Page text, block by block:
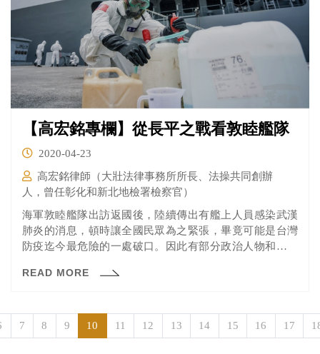
【高宏銘專欄】從長平之戰看敦睦艦隊
2020-04-23
高宏銘律師（大壯法律事務所所長、法操共同創辦
人，曾任彰化和新北地檢署檢察官）
海軍敦睦艦隊出訪返國後，陸續傳出有艦上人員感染武漢
肺炎的消息，頓時讓全國民眾為之緊張，畢竟可能是台灣
防疫迄今最危險的一處破口。因此有部分政治人物和媒體
在評論此事前，請大家先回顧一下中國戰國時代最慘烈的
READ MORE
7 8 9 10 11 12 13 14 15 16 17